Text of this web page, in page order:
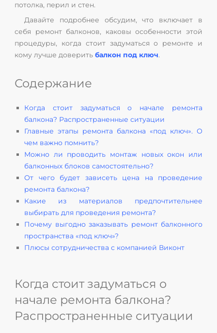
потолка, перил и стен.
Давайте подробнее обсудим, что включает в
себя ремонт балконов, каковы особенности этой
процедуры, когда стоит задуматься о ремонте и
кому лучше доверить балкон под ключ.
Содержание
Когда стоит задуматься о начале ремонта
балкона? Распространенные ситуации
Главные этапы ремонта балкона «под ключ». О
чем важно помнить?
Можно ли проводить монтаж новых окон или
балконных блоков самостоятельно?
От чего будет зависеть цена на проведение
ремонта балкона?
Какие из материалов предпочтительнее
выбирать для проведения ремонта?
Почему выгодно заказывать ремонт балконного
пространства «под ключ»?
Плюсы сотрудничества с компанией Виконт
Когда стоит задуматься о
начале ремонта балкона?
Распространенные ситуации